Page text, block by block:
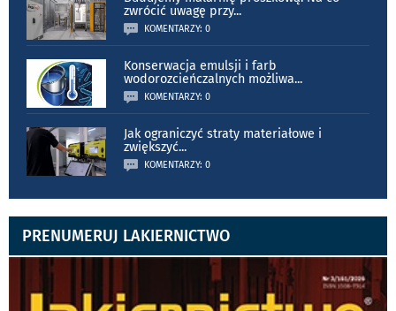
zwrócić uwagę przy...
KOMENTARZY: 0
Konserwacja emulsji i farb
wodorozcieńczalnych możliwa...
KOMENTARZY: 0
Jak ograniczyć straty materiałowe i
zwiększyć...
KOMENTARZY: 0
PRENUMERUJ LAKIERNICTWO